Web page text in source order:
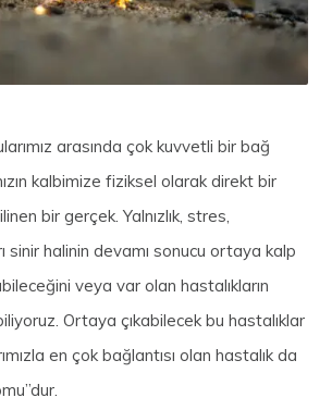
arasında çok kuvvetli bir bağ
kalbimize fiziksel olarak direkt bir
bir gerçek. Yalnızlık, stres,
sinir halinin devamı sonucu ortaya kalp
veya var olan hastalıkların
Ortaya çıkabilecek bu hastalıklar
en çok bağlantısı olan hastalık da